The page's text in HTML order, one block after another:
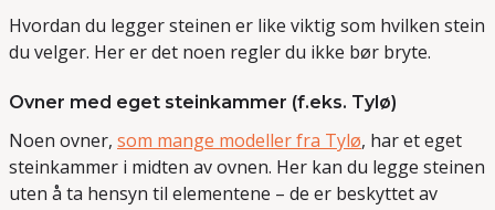
Hvordan du legger steinen er like viktig som hvilken stein
du velger. Her er det noen regler du ikke bør bryte.
Ovner med eget steinkammer (f.eks. Tylø)
Noen ovner, som mange modeller fra Tylø, har et eget
steinkammer i midten av ovnen. Her kan du legge steinen
uten å ta hensyn til elementene – de er beskyttet av